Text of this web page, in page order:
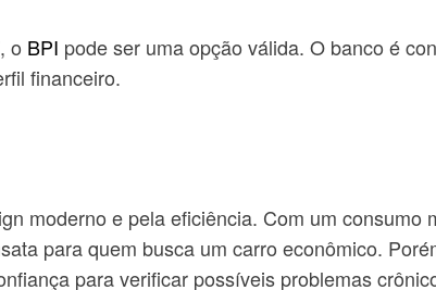
o BPI pode ser uma opção válida. O banco é
financeiro.
moderno e pela eficiência. Com um
para quem busca um carro econômico.
para verificar possíveis problemas